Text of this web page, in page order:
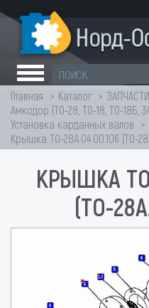
Главная Каталог
ЗАПЧАСТИ
Амкодор (ТО-28, ТО-18, ТО-18Б,
Установка карданных валов
Крышка ТО-28А.04.00.106 (ТО-
КРЫШКА
(ТО-